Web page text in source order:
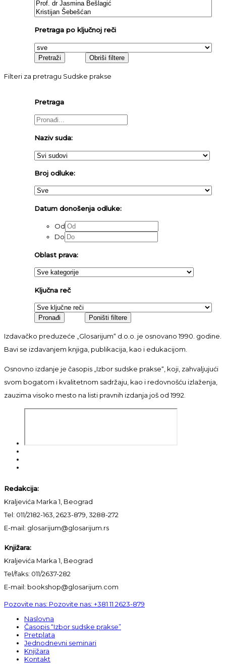
Pretraga po ključnoj reči
Filteri za pretragu Sudske prakse
Pretraga
Naziv suda:
Broj odluke:
Datum donošenja odluke:
Od
Do
Oblast prava:
Ključna reč
Izdavačko preduzeće „Glosarijum“ d.o.o. je osnovano 1990. godine.
Bavi se izdavanjem knjiga, publikacija, kao i edukacijom.
Osnovno izdanje je časopis „Izbor sudske prakse“, koji, zahvaljujući
svom bogatom i kvalitetnom sadržaju, kao i redovnošću izlaženja,
zauzima visoko mesto na listi pravnih izdanja još od 1992.
Redakcija:
Kraljevića Marka 1, Beograd
Tel: 011/2182-163, 2623-879, 3288-272
E-mail: glosarijum@glosarijum.rs
Knjižara:
Kraljevića Marka 1, Beograd
Tel/faks: 011/2637-282
E-mail: bookshop@glosarijum.com
Pozovite nas: Pozovite nas: +381 11 2623-879
Naslovna
Časopis “Izbor sudske prakse”
Pretplata
Jednodnevni seminari
Knjižara
Kontakt